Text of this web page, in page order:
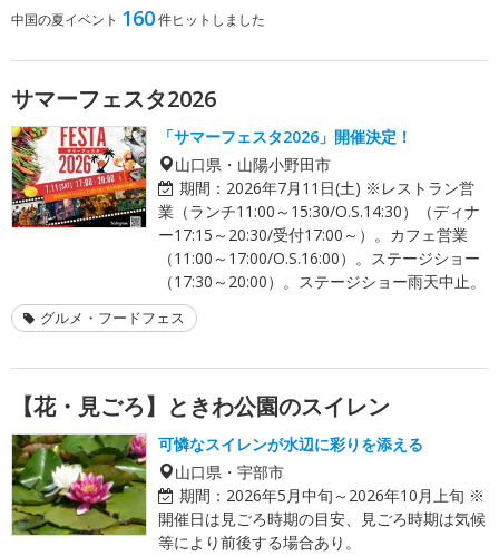
中国の夏イベント 160件ヒットしました
サマーフェスタ2026
「サマーフェスタ2026」開催決定！
山口県・山陽小野田市
期間： 2026年7月11日(土) ※レストラン営
業（ランチ11:00～15:30/O.S.14:30）（ディナ
ー17:15～20:30/受付17:00～）。カフェ営業
（11:00～17:00/O.S.16:00）。ステージショー
（17:30～20:00）。ステージショー雨天中止。
グルメ・フードフェス
【花・見ごろ】ときわ公園のスイレン
可憐なスイレンが水辺に彩りを添える
山口県・宇部市
期間： 2026年5月中旬～2026年10月上旬 ※
開催日は見ごろ時期の目安、見ごろ時期は気候
等により前後する場合あり。